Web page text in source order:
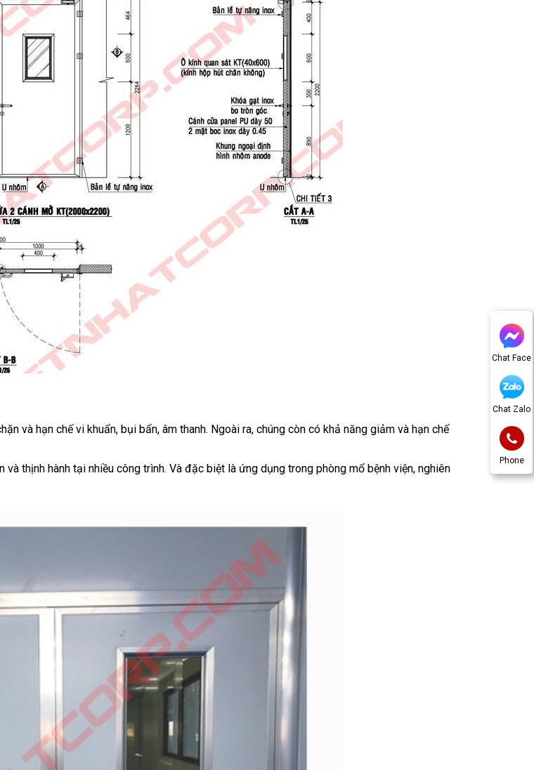
Chat Face
Chat Zalo
Phone
và hạn chế vi khuẩn, bụi bẩn, âm thanh. Ngoài ra, chúng còn có khả năng giảm và hạn chế
thịnh hành tại nhiều công trình. Và đặc biệt là ứng dụng trong phòng mổ bệnh viện, nghiên